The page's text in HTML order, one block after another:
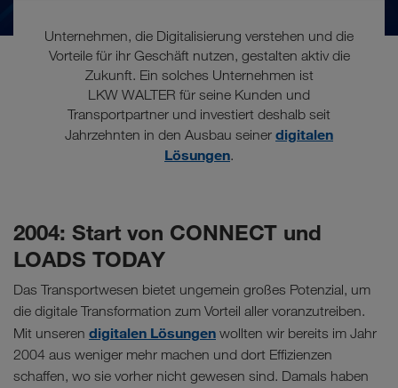
Die Zukunft ist digital
Unternehmen, die Digitalisierung verstehen und die
Vorteile für ihr Geschäft nutzen, gestalten aktiv die
Zukunft. Ein solches Unternehmen ist
LKW WALTER für seine Kunden und
Transportpartner und investiert deshalb seit
Jahrzehnten in den Ausbau seiner digitalen
Lösungen.
2004: Start von CONNECT und
LOADS TODAY
Das Transportwesen bietet ungemein großes Potenzial, um
die digitale Transformation zum Vorteil aller voranzutreiben.
Mit unseren digitalen Lösungen wollten wir bereits im Jahr
2004 aus weniger mehr machen und dort Effizienzen
schaffen, wo sie vorher nicht gewesen sind. Damals haben